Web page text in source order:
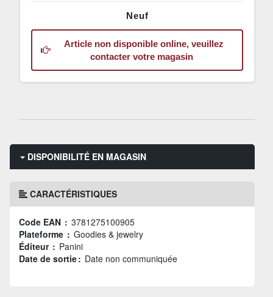
Neuf
Article non disponible online, veuillez
contacter votre magasin
DISPONIBILITÉ EN MAGASIN
CARACTÉRISTIQUES
Code EAN : 3781275100905
Plateforme : Goodies & jewelry
Éditeur : Panini
Date de sortie : Date non communiquée